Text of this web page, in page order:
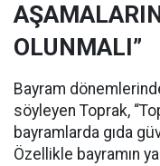
OLUNMALI”
Bayram
söyleyen Toprak,
bayramlarda gıda
Özellikle bayramın